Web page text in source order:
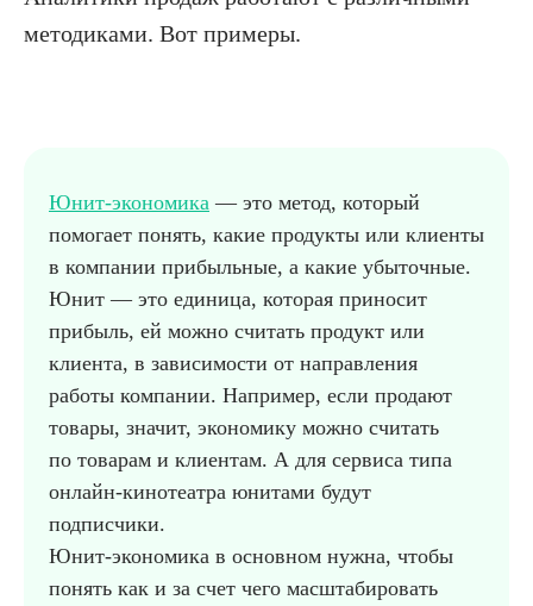
методиками. Вот примеры.
Юнит-экономика — это метод, который
помогает понять, какие продукты или клиенты
в компании прибыльные, а какие убыточные.
Юнит — это единица, которая приносит
прибыль, ей можно считать продукт или
клиента, в зависимости от направления
работы компании. Например, если продают
товары, значит, экономику можно считать
по товарам и клиентам. А для сервиса типа
онлайн-кинотеатра юнитами будут
подписчики.
Юнит-экономика в основном нужна, чтобы
понять как и за счет чего масштабировать